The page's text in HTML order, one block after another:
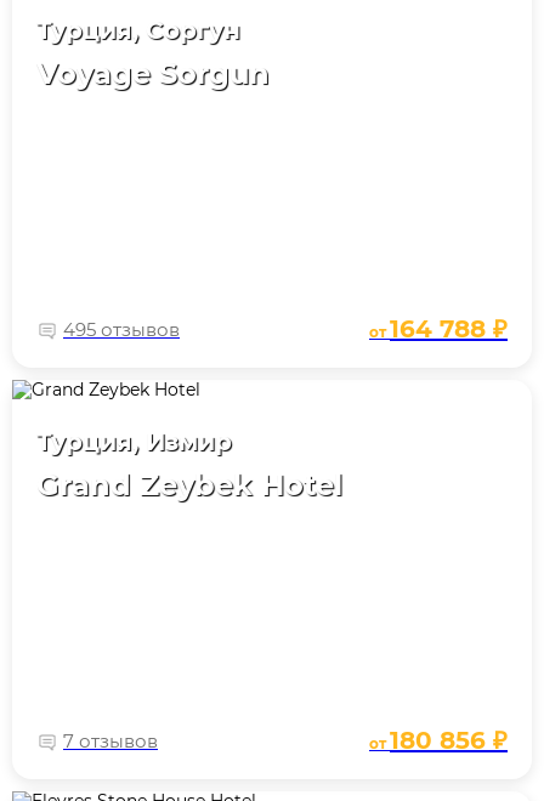
Турция, Соргун
Voyage Sorgun
495 отзывов от164 788 ₽
Турция, Измир
Grand Zeybek Hotel
7 отзывов от180 856 ₽